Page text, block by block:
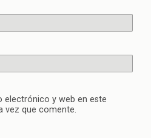
electrónico y web en este
vez que comente.